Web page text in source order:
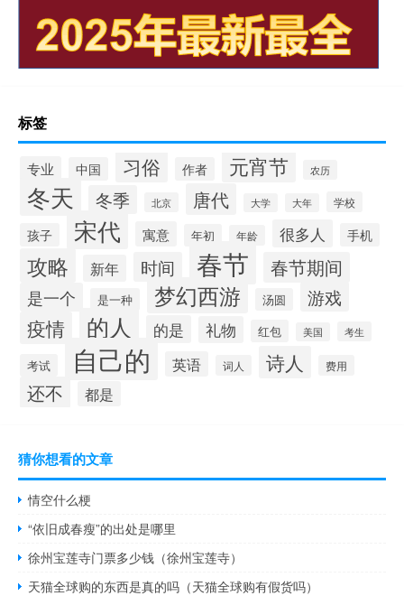
标签
专业 中国 习俗 作者 元宵节 农历
冬天 冬季 北京 唐代 大学 大年 学校
孩子 宋代 寓意 年初 年龄 很多人 手机
攻略 新年 时间 春节 春节期间
是一个 是一种 梦幻西游 汤圆 游戏
疫情 的人 的是 礼物 红包 美国 考生
考试 自己的 英语 词人 诗人 费用
还不 都是
猜你想看的文章
情空什么梗
“依旧成春瘦”的出处是哪里
徐州宝莲寺门票多少钱（徐州宝莲寺）
天猫全球购的东西是真的吗（天猫全球购有假货吗）